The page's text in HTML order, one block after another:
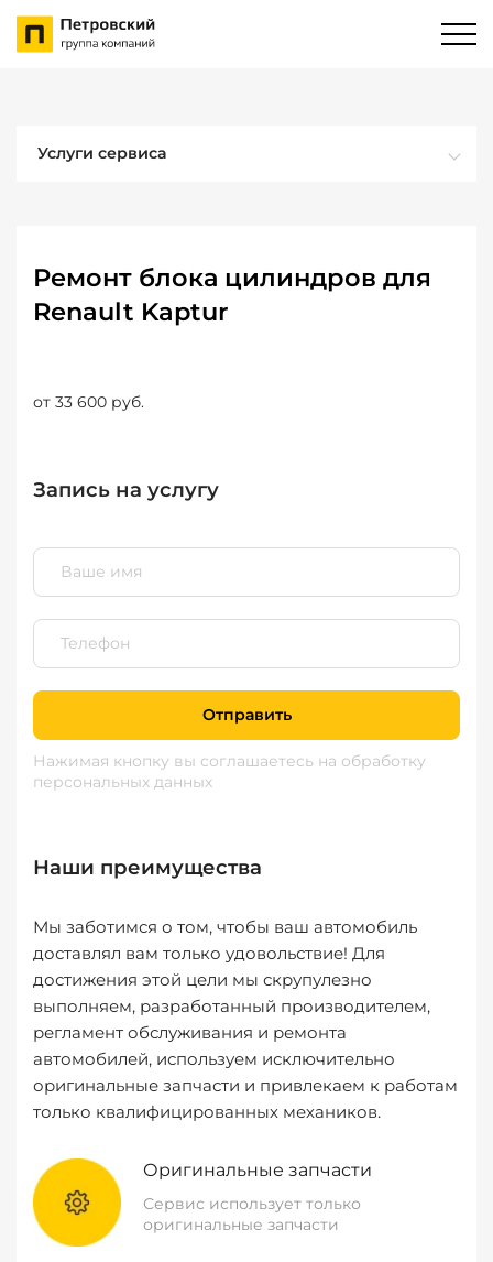
Услуги сервиса
Ремонт блока цилиндров для
Renault Kaptur
от 33 600 руб.
Запись на услугу
Отправить
Нажимая кнопку вы соглашаетесь на обработку
персональных данных
Наши преимущества
Мы заботимся о том, чтобы ваш автомобиль
доставлял вам только удовольствие! Для
достижения этой цели мы скрупулезно
выполняем, разработанный производителем,
регламент обслуживания и ремонта
автомобилей, используем исключительно
оригинальные запчасти и привлекаем к работам
только квалифицированных механиков.
Оригинальные запчасти
Сервис использует только
оригинальные запчасти